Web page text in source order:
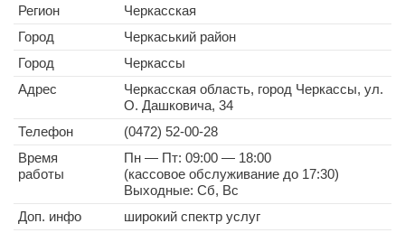
Регион
Черкасская
Город
Черкаський район
Город
Черкассы
Адрес
Черкасская область, город Черкассы, ул.
О. Дашковича, 34
Телефон
(0472) 52-00-28
Время
работы
Пн — Пт: 09:00 — 18:00
(кассовое обслуживание до 17:30)
Выходные: Сб, Вс
Доп. инфо
широкий спектр услуг